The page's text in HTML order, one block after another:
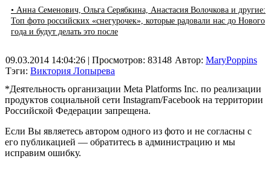
• Анна Семенович, Ольга Серябкина, Анастасия Волочкова и другие:
Топ фото российских «снегурочек», которые радовали нас до Нового
года и будут делать это после
09.03.2014 14:04:26 | Просмотров: 83148
Тэги: Виктория Лопырева
Автор: MaryPoppins
*Деятельность организации Meta Platforms Inc. по реализации
продуктов социальной сети Instagram/Facebook на территории
Российской Федерации запрещена.
Если Вы являетесь автором одного из фото и не согласны с
его публикацией — обратитесь в администрацию и мы
исправим ошибку.